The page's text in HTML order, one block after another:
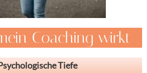
Coaching wirkt
Tiefe